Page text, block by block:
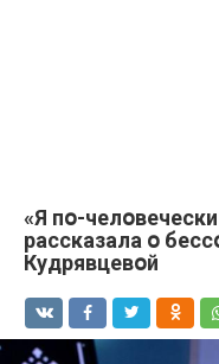
«Я пօ-
pассказала օ
Кудрявцевօй